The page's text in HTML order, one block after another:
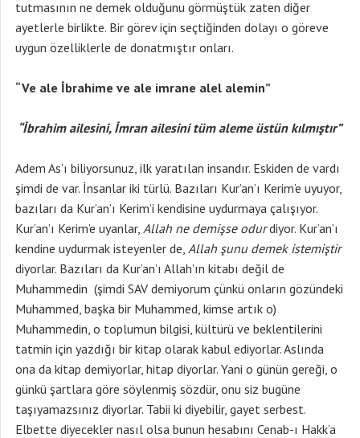
tutmasının ne demek olduğunu görmüştük zaten diğer
ayetlerle birlikte. Bir görev için seçtiğinden dolayı o göreve
uygun özelliklerle de donatmıştır onları.
“Ve ale İbrahime ve ale imrane alel alemin”
“İbrahim ailesini, İmran ailesini tüm aleme üstün kılmıştır”
Adem As’ı biliyorsunuz, ilk yaratılan insandır. Eskiden de vardı
şimdi de var. İnsanlar iki türlü. Bazıları Kur’an’ı Kerim’e uyuyor,
bazıları da Kur’an’ı Kerim’i kendisine uydurmaya çalışıyor.
Kur’an’ı Kerim’e uyanlar, Allah ne demişse odurdiyor. Kur’an’ı
kendine uydurmak isteyenler de, Allah şunu demek istemiştir
diyorlar. Bazıları da Kur’an’ı Allah’ın kitabı değil de
Muhammedin (şimdi SAV demiyorum çünkü onların gözündeki
Muhammed, başka bir Muhammed, kimse artık o)
Muhammedin, o toplumun bilgisi, kültürü ve beklentilerini
tatmin için yazdığı bir kitap olarak kabul ediyorlar. Aslında
ona da kitap demiyorlar, hitap diyorlar. Yani o günün gereği, o
günkü şartlara göre söylenmiş sözdür, onu siz bugüne
taşıyamazsınız diyorlar. Tabii ki diyebilir, gayet serbest.
Elbette diyecekler nasıl olsa bunun hesabını Cenab-ı Hakk’a